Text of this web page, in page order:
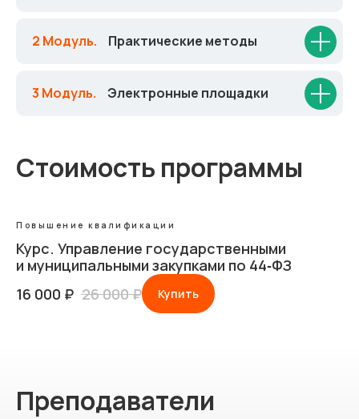
2 Модуль. Практические методы
3 Модуль. Электронные площадки
Стоимость программы
Повышение квалификации
Курс. Управление государственными
и муниципальными закупками по 44‑ФЗ
16 000 ₽ 26 000₽ Купить
Преподаватели